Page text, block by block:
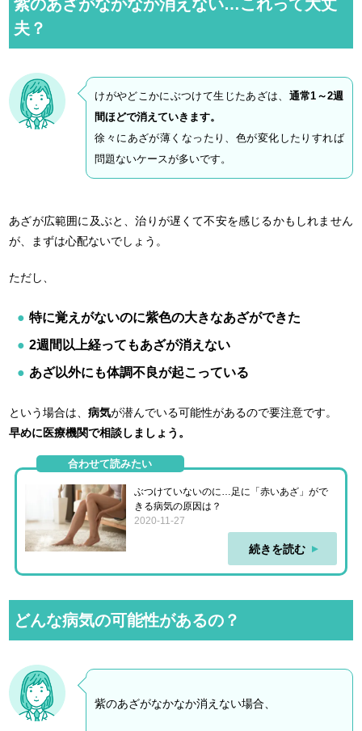
紫のあざがなかなか消えない…これって大丈
夫？
けがやどこかにぶつけて生じたあざは、 通常1～2週
間ほどで消えていきます。
徐々にあざが薄くなったり、色が変化したりすれば
問題ないケースが多いです。
あざが広範囲に及ぶと、治りが遅くて不安を感じるかもしれません
が、まずは心配ないでしょう。
ただし、
特に覚えがないのに紫色の大きなあざができた
2週間以上経ってもあざが消えない
あざ以外にも体調不良が起こっている
という場合は、病気が潜んでいる可能性があるので要注意です。
早めに医療機関で相談しましょう。
合わせて読みたい
ぶつけていないのに…足に「赤いあざ」がで
きる病気の原因は？
2020-11-27
続きを読む
どんな病気の可能性があるの？
紫のあざがなかなか消えない場合、